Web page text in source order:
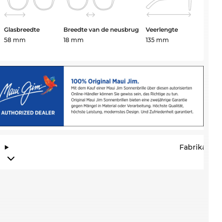
Glasbreedte
58 mm
Breedte van de neusbrug
18 mm
Veerlengte
135 mm